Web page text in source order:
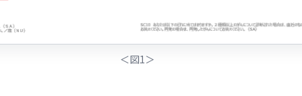
＜図1＞